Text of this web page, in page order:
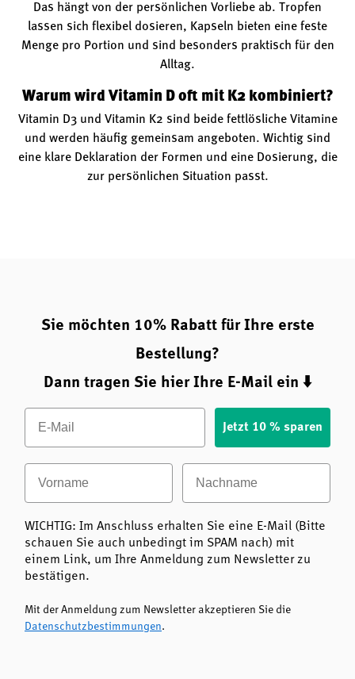
Das hängt von der persönlichen Vorliebe ab. Tropfen
lassen sich flexibel dosieren, Kapseln bieten eine feste
Menge pro Portion und sind besonders praktisch für den
Alltag.
Warum wird Vitamin D oft mit K2 kombiniert?
Vitamin D3 und Vitamin K2 sind beide fettlösliche Vitamine
und werden häufig gemeinsam angeboten. Wichtig sind
eine klare Deklaration der Formen und eine Dosierung, die
zur persönlichen Situation passt.
Sie möchten 10% Rabatt für Ihre erste
Bestellung?
Dann tragen Sie hier Ihre E-Mail ein ⬇️
Email
Jetzt 10 % sparen
Vorname Nachname
WICHTIG: Im Anschluss erhalten Sie eine E-Mail (Bitte
schauen Sie auch unbedingt im SPAM nach) mit
einem Link, um Ihre Anmeldung zum Newsletter zu
bestätigen.
Mit der Anmeldung zum Newsletter akzeptieren Sie die
Datenschutzbestimmungen.